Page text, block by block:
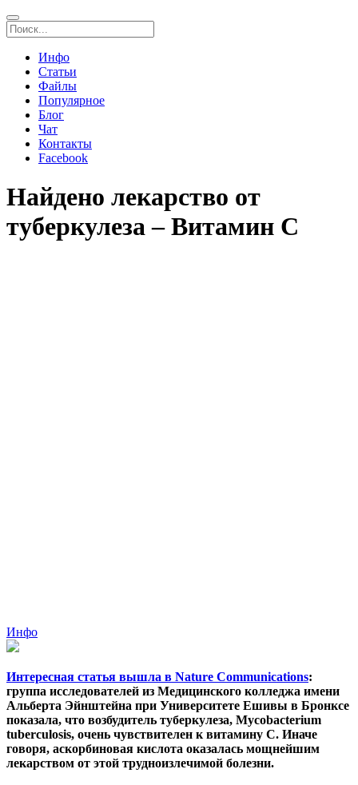
Инфо
Статьи
Файлы
Популярное
Блог
Чат
Контакты
Facebook
Найдено лекарство от
туберкулеза – Витамин С
Инфо
Интересная статья вышла в Nature Communications:
группа исследователей из Медицинского колледжа имени
Альберта Эйнштейна при Университете Ешивы в Бронксе
показала, что возбудитель туберкулеза, Mycobacterium
tuberculosis, очень чувствителен к витамину C. Иначе
говоря, аскорбиновая кислота оказалась мощнейшим
лекарством от этой трудноизлечимой болезни.